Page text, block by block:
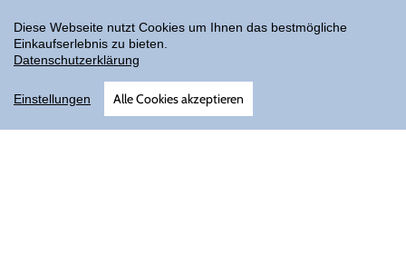
Diese Webseite nutzt Cookies um Ihnen das bestmögliche
Einkaufserlebnis zu bieten.
Datenschutzerklärung
Einstellungen Alle Cookies akzeptieren